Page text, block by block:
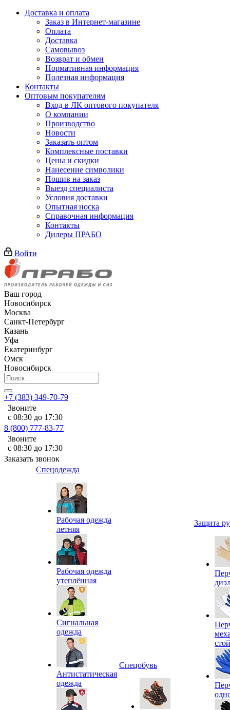
Доставка и оплата
Заказ в Интернет-магазине
Оплата
Доставка
Самовывоз
Возврат и обмен
Нормативная информация
Полезная информация
Контакты
Оптовым покупателям
Вход в ЛК оптового покупателя
О компании
Производство
Новости
Заказать оптом
Комплексные поставки
Цены и скидки
Нанесение символики
Пошив на заказ
Выезд специалиста
Условия доставки
Опытная носка
Справочная информация
Контакты
Дилеры ПРАБО
Войти
Ваш город
Новосибирск
Москва
Санкт-Петербург
Казань
Уфа
Екатеринбург
Омск
Новосибирск
+7 (383) 349-70-79
Звоните
с 08:30 до 17:30
8 (800) 777-83-77
Звоните
с 08:30 до 17:30
Заказать звонок
Спецодежда
Рабочая одежда
летняя
Рабочая одежда
утеплённая
Сигнальная
одежда
Антистатическая
одежда
Спецобувь
Защита